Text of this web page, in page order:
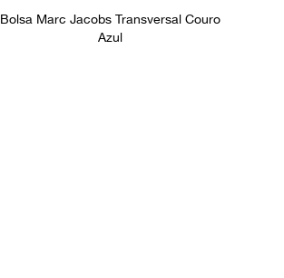
Bolsa Marc Jacobs Transversal Couro
Azul